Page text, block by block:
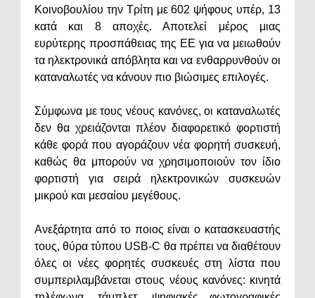
Κοινοβουλίου την Τρίτη με 602 ψήφους υπέρ, 13
κατά και 8 αποχές. Αποτελεί μέρος μιας
ευρύτερης προσπάθειας της ΕΕ για να μειωθούν
τα ηλεκτρονικά απόβλητα και να ενθαρρυνθούν οι
καταναλωτές να κάνουν πιο βιώσιμες επιλογές.
Σύμφωνα με τους νέους κανόνες, οι καταναλωτές
δεν θα χρειάζονται πλέον διαφορετικό φορτιστή
κάθε φορά που αγοράζουν νέα φορητή συσκευή,
καθώς θα μπορούν να χρησιμοποιούν τον ίδιο
φορτιστή για σειρά ηλεκτρονικών συσκευών
μικρού και μεσαίου μεγέθους.
Ανεξάρτητα από το ποιος είναι ο κατασκευαστής
τους, θύρα τύπου USB-C θα πρέπει να διαθέτουν
όλες οι νέες φορητές συσκευές στη λίστα που
συμπεριλαμβάνεται στους νέους κανόνες: κινητά